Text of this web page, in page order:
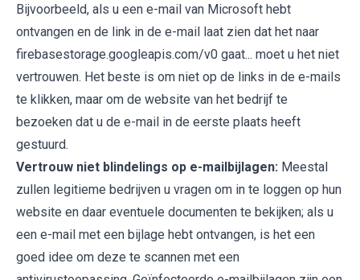
Bijvoorbeeld, als u een e-mail van Microsoft hebt
ontvangen en de link in de e-mail laat zien dat het naar
firebasestorage.googleapis.com/v0 gaat... moet u het niet
vertrouwen. Het beste is om niet op de links in de e-mails
te klikken, maar om de website van het bedrijf te
bezoeken dat u de e-mail in de eerste plaats heeft
gestuurd.
Vertrouw niet blindelings op e-mailbijlagen: Meestal
zullen legitieme bedrijven u vragen om in te loggen op hun
website en daar eventuele documenten te bekijken; als u
een e-mail met een bijlage hebt ontvangen, is het een
goed idee om deze te scannen met een